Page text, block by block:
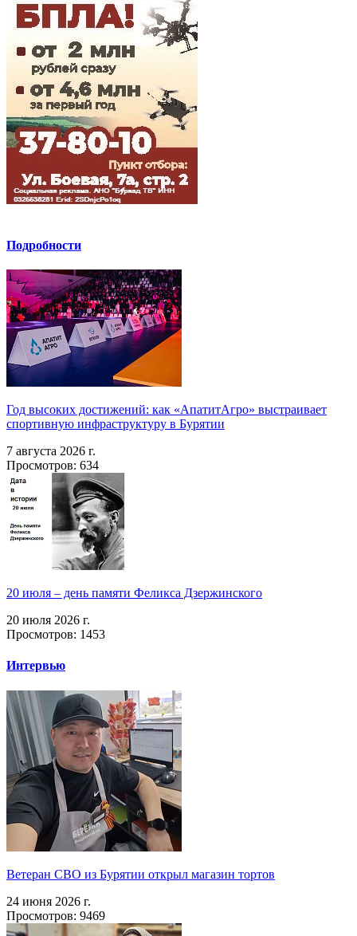
Подробности
Год высоких достижений: как «АпатитАгро» выстраивает
спортивную инфраструктуру в Бурятии
7 августа 2026 г.
Просмотров: 634
20 июля – день памяти Феликса Дзержинского
20 июля 2026 г.
Просмотров: 1453
Интервью
Ветеран СВО из Бурятии открыл магазин тортов
24 июня 2026 г.
Просмотров: 9469